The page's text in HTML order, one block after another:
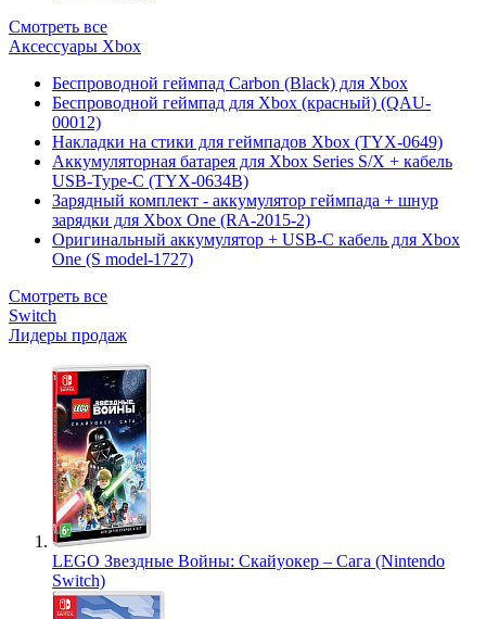
Смотреть все
Аксессуары Xbox
Беспроводной геймпад Carbon (Black) для Xbox
Беспроводной геймпад для Xbox (красный) (QAU-
00012)
Накладки на стики для геймпадов Xbox (TYX-0649)
Аккумуляторная батарея для Xbox Series S/X + кабель
USB-Type-C (TYX-0634B)
Зарядный комплект - аккумулятор геймпада + шнур
зарядки для Xbox One (RA-2015-2)
Оригинальный аккумулятор + USB-C кабель для Xbox
One (S model-1727)
Смотреть все
Switch
Лидеры продаж
LEGO Звездные Войны: Скайуокер – Сага (Nintendo
Switch)